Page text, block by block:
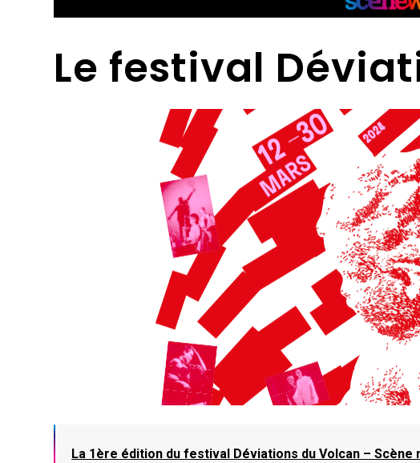
Le festival
La 1ère édition du festival Déviations du Volcan –